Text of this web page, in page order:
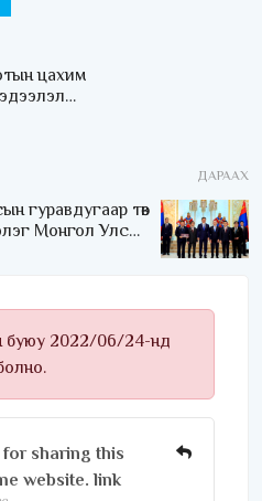
цахим
ДАРААХ
гуравдугаар төв
Монгол Улсын
буюу 2022/06/24-нд
for sharing this
website. link